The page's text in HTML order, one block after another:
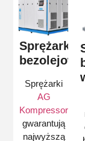
Sprężarki
bezolejowe
Sprężarki
AG
Kompressoren
gwarantują
najwyższą